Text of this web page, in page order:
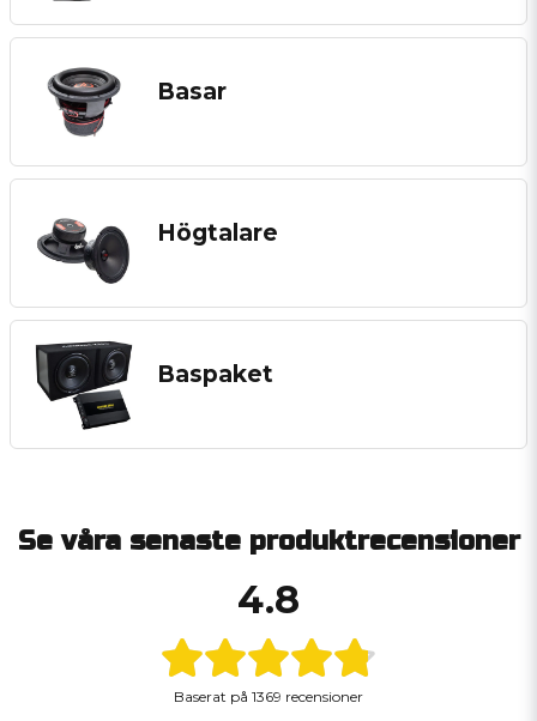
Basar
Högtalare
Baspaket
Se våra senaste produktrecensioner
4.8
Baserat på 1369 recensioner